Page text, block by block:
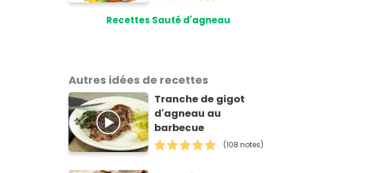
Recettes Sauté d'agneau
Autres idées de recettes
Tranche de gigot
d'agneau au
barbecue
(108 notes)